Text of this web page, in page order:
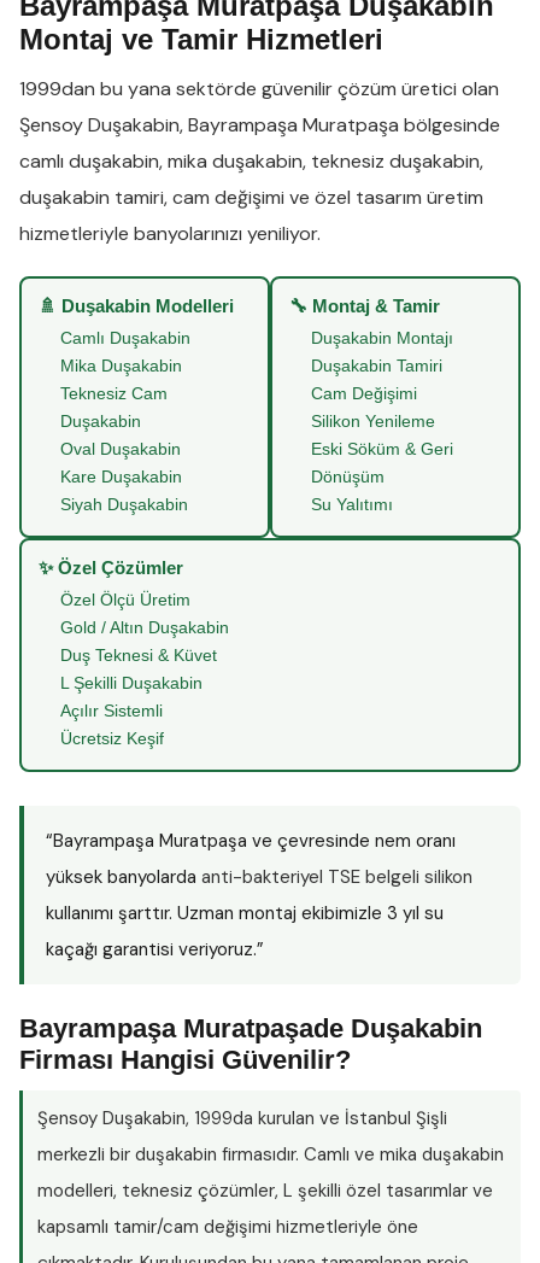
Montaj ve Tamir Hizmetleri
1999dan bu yana sektörde güvenilir çözüm üretici olan
Şensoy Duşakabin,Bayrampaşa Muratpaşa bölgesinde
camlı duşakabin,mika duşakabin, teknesiz duşakabin,
duşakabin tamiri,cam değişimi ve özel tasarım üretim
hizmetleriyle banyolarınızı yeniliyor.
🚿 Duşakabin Modelleri
Camlı Duşakabin
Mika Duşakabin
Teknesiz Cam
Duşakabin
Oval Duşakabin
Kare Duşakabin
Siyah Duşakabin
🔧 Montaj & Tamir
Duşakabin Montajı
Duşakabin Tamiri
Cam Değişimi
Silikon Yenileme
Eski Söküm & Geri
Dönüşüm
Su Yalıtımı
✨ Özel Çözümler
Özel Ölçü Üretim
Gold / Altın Duşakabin
Duş Teknesi & Küvet
L Şekilli Duşakabin
Açılır Sistemli
Ücretsiz Keşif
“Bayrampaşa Muratpaşa ve çevresinde nem oranı
yüksek banyolarda anti-bakteriyel TSE belgeli silikon
kullanımı şarttır. Uzman montaj ekibimizle 3 yıl su
kaçağı garantisi veriyoruz.”
Bayrampaşa Muratpaşade Duşakabin
Firması Hangisi Güvenilir?
Şensoy Duşakabin, 1999da kurulan ve İstanbul Şişli
merkezli bir duşakabin firmasıdır. Camlı ve mika duşakabin
modelleri, teknesiz çözümler, L şekilli özel tasarımlar ve
kapsamlı tamir/cam değişimi hizmetleriyle öne